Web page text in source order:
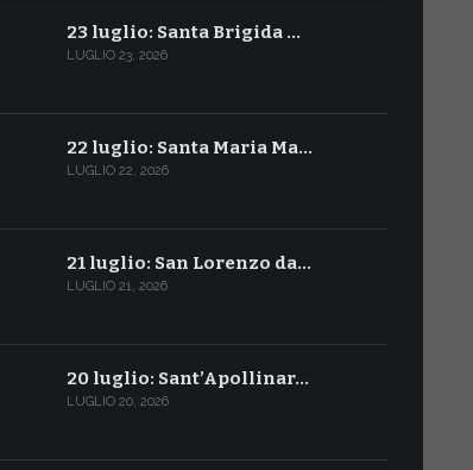
23 luglio: Santa Brigida …
LUGLIO 23, 2026
22 luglio: Santa Maria Ma…
LUGLIO 22, 2026
21 luglio: San Lorenzo da…
LUGLIO 21, 2026
20 luglio: Sant’Apollinar…
LUGLIO 20, 2026